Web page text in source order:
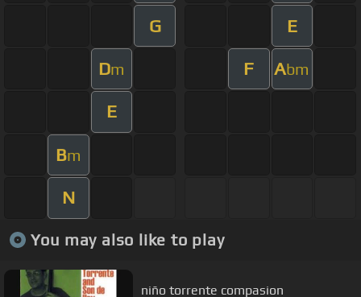
G E
Dm F Abm
E
Bm
N
You may also like to play
niño torrente compasion